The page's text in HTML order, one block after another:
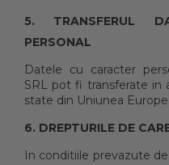
5. TRANSFERUL
PERSONAL
Datele cu caracter
SRL pot fi transferate in
state din Uniunea
6. DREPTURILE DE
In conditiile prevazute